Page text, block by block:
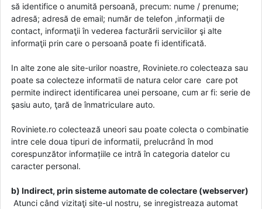
să identifice o anumită persoană, precum: nume / prenume;
adresă; adresă de email; număr de telefon ,informaţii de
contact, informaţii în vederea facturării serviciilor şi alte
informaţii prin care o persoană poate fi identificată.
In alte zone ale site-urilor noastre, Roviniete.ro colecteaza sau
poate sa colecteze informatii de natura celor care care pot
permite indirect identificarea unei persoane, cum ar fi: serie de
şasiu auto, ţară de înmatriculare auto.
Roviniete.ro colectează uneori sau poate colecta o combinatie
intre cele doua tipuri de informatii, prelucrând în mod
corespunzător informațiile ce intră în categoria datelor cu
caracter personal.
b) Indirect, prin sisteme automate de colectare (webserver)
Atunci când vizitaţi site-ul nostru, se inregistreaza automat